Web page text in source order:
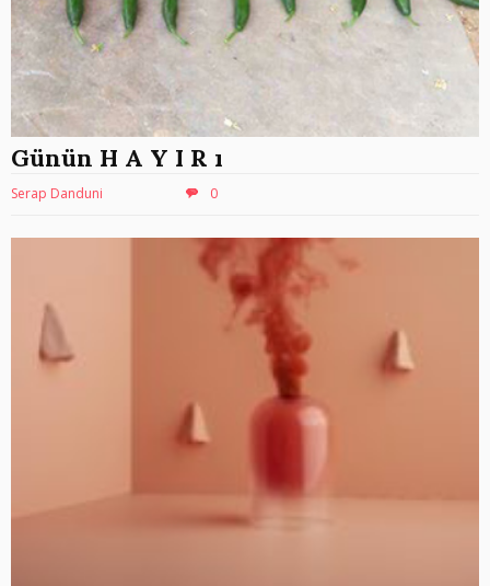
Günün H A Y I R ı
Serap Danduni 0